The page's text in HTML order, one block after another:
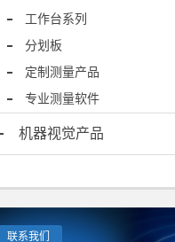
工作台系列
分划板
定制测量产品
专业测量软件
机器视觉产品
联系我们